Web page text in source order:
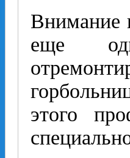
Внимание
еще
этого